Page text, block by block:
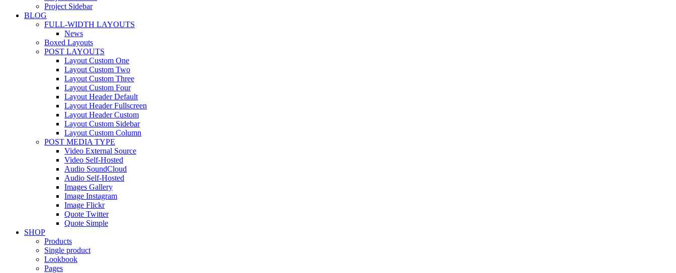
Project Sidebar
BLOG
FULL-WIDTH LAYOUTS
News
Boxed Layouts
POST LAYOUTS
Layout Custom One
Layout Custom Two
Layout Custom Three
Layout Custom Four
Layout Header Default
Layout Header Fullscreen
Layout Header Custom
Layout Custom Sidebar
Layout Custom Column
POST MEDIA TYPE
Video External Source
Video Self-Hosted
Audio SoundCloud
Audio Self-Hosted
Images Gallery
Image Instagram
Image Flickr
Quote Twitter
Quote Simple
SHOP
Products
Single product
Lookbook
Pages